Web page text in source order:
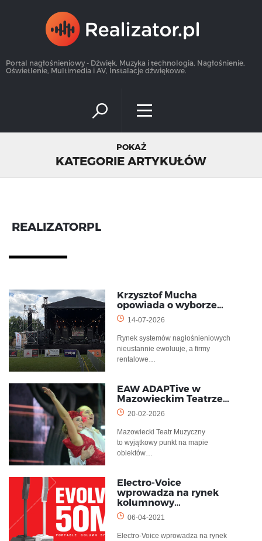
Portal nagłośnieniowy - Dźwięk, Muzyka i technologia, Nagłośnienie,
Oświetlenie, Multimedia i AV, Instalacje dźwiękowe.
POKAŻ
KATEGORIE ARTYKUŁÓW
REALIZATORPL
Krzysztof Mucha
opowiada o wyborze…
14-07-2026
Rynek systemów nagłośnieniowych
nieustannie ewoluuje, a firmy
rentalowe…
EAW ADAPTive w
Mazowieckim Teatrze…
20-02-2026
Mazowiecki Teatr Muzyczny
to wyjątkowy punkt na mapie
obiektów…
Electro-Voice
wprowadza na rynek
kolumnowy…
06-04-2021
Electro-Voice wprowadza na rynek